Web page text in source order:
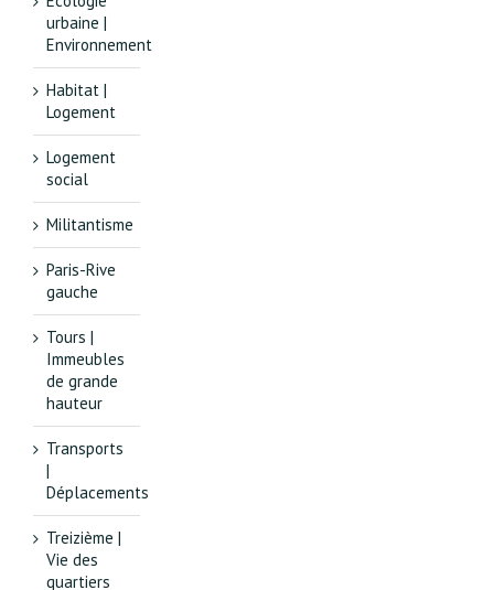
urbaine |
Environnement
Habitat |
Logement
Logement
social
Militantisme
Paris-Rive
gauche
Tours |
Immeubles
de grande
hauteur
Transports
|
Déplacements
Treizième |
Vie des
quartiers